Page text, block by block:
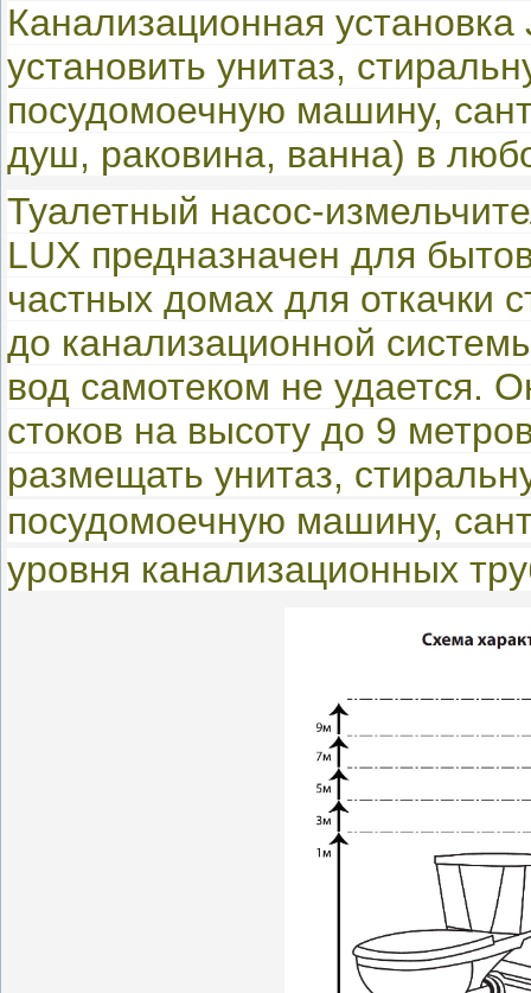
Канализационная
установить унитаз,
посудомоечную машину,
душ, раковина, ванна) в
Туалетный насос-
LUX предназначен для
частных домах для откачки
до канализационной
вод самотеком не удается.
стоков на высоту до 9
размещать унитаз,
посудомоечную машину,
уровня канализационных